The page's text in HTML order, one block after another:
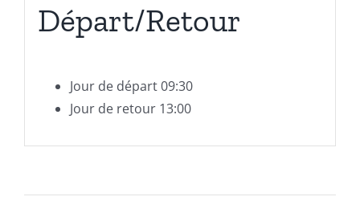
Départ/Retour
Jour de départ 09:30
Jour de retour 13:00